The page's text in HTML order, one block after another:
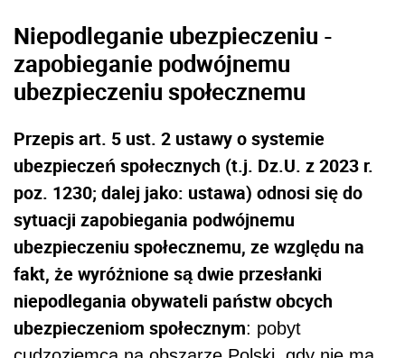
Niepodleganie ubezpieczeniu -
zapobieganie podwójnemu
ubezpieczeniu społecznemu
Przepis art. 5 ust. 2 ustawy o systemie
ubezpieczeń społecznych (t.j. Dz.U. z 2023 r.
poz. 1230; dalej jako: ustawa) odnosi się do
sytuacji zapobiegania podwójnemu
ubezpieczeniu społecznemu, ze względu na
fakt, że wyróżnione są dwie przesłanki
niepodlegania obywateli państw obcych
ubezpieczeniom społecznym: pobyt